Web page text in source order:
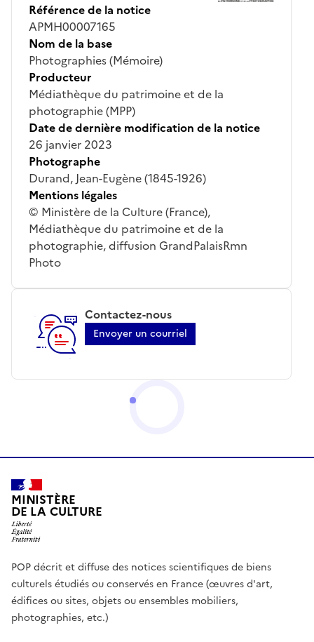
Référence de la notice
APMH00007165
Nom de la base
Photographies (Mémoire)
Producteur
Médiathèque du patrimoine et de la
photographie (MPP)
Date de dernière modification de la notice
26 janvier 2023
Photographe
Durand, Jean-Eugène (1845-1926)
Mentions légales
© Ministère de la Culture (France),
Médiathèque du patrimoine et de la
photographie, diffusion GrandPalaisRmn
Photo
Contactez-nous
Envoyer un courriel
MINISTÈRE
DE LA CULTURE
POP décrit et diffuse des notices scientifiques de biens
culturels étudiés ou conservés en France (œuvres d'art,
édifices ou sites, objets ou ensembles mobiliers,
photographies, etc.)